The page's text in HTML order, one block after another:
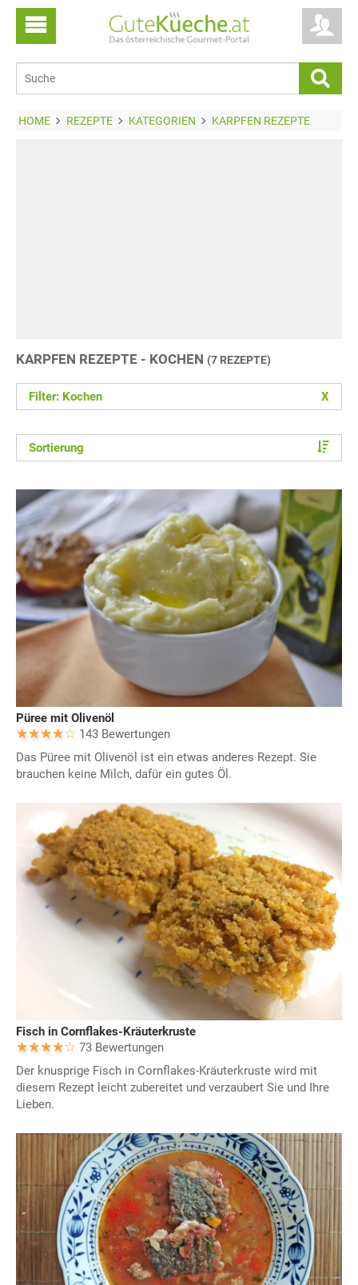
HOME REZEPTE KATEGORIEN KARPFEN REZEPTE
KARPFEN REZEPTE - KOCHEN (7 REZEPTE)
Filter: Kochen X
Sortierung
Püree mit Olivenöl
143 Bewertungen
Das Püree mit Olivenöl ist ein etwas anderes Rezept. Sie
brauchen keine Milch, dafür ein gutes Öl.
Fisch in Cornflakes-Kräuterkruste
73 Bewertungen
Der knusprige Fisch in Cornflakes-Kräuterkruste wird mit
diesem Rezept leicht zubereitet und verzaubert Sie und Ihre
Lieben.